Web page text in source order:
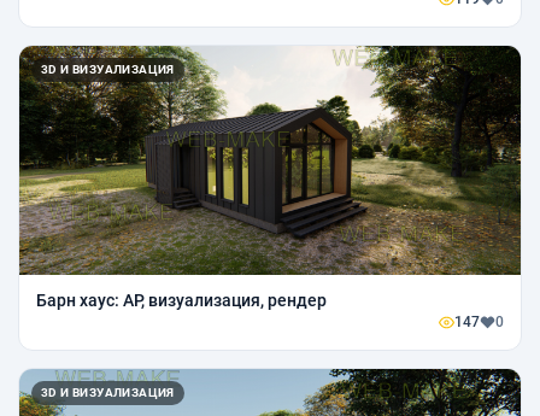
3D И ВИЗУАЛИЗАЦИЯ
Барн хаус: АР, визуализация, рендер
147 0
3D И ВИЗУАЛИЗАЦИЯ